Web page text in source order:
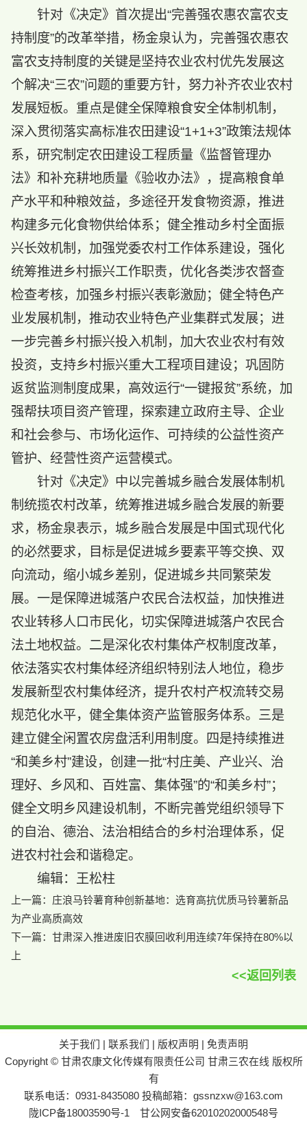
针对《决定》首次提出“完善强农惠农富农支
持制度”的改革举措，杨金泉认为，完善强农惠农
富农支持制度的关键是坚持农业农村优先发展这
个解决“三农”问题的重要方针，努力补齐农业农村
发展短板。重点是健全保障粮食安全体制机制，
深入贯彻落实高标准农田建设“1+1+3”政策法规体
系，研究制定农田建设工程质量《监督管理办
法》和补充耕地质量《验收办法》，提高粮食单
产水平和种粮效益，多途径开发食物资源，推进
构建多元化食物供给体系；健全推动乡村全面振
兴长效机制，加强党委农村工作体系建设，强化
统筹推进乡村振兴工作职责，优化各类涉农督查
检查考核，加强乡村振兴表彰激励；健全特色产
业发展机制，推动农业特色产业集群式发展；进
一步完善乡村振兴投入机制，加大农业农村有效
投资，支持乡村振兴重大工程项目建设；巩固防
返贫监测制度成果，高效运行“一键报贫”系统，加
强帮扶项目资产管理，探索建立政府主导、企业
和社会参与、市场化运作、可持续的公益性资产
管护、经营性资产运营模式。
针对《决定》中以完善城乡融合发展体制机
制统揽农村改革，统筹推进城乡融合发展的新要
求，杨金泉表示，城乡融合发展是中国式现代化
的必然要求，目标是促进城乡要素平等交换、双
向流动，缩小城乡差别，促进城乡共同繁荣发
展。一是保障进城落户农民合法权益，加快推进
农业转移人口市民化，切实保障进城落户农民合
法土地权益。二是深化农村集体产权制度改革，
依法落实农村集体经济组织特别法人地位，稳步
发展新型农村集体经济，提升农村产权流转交易
规范化水平，健全集体资产监管服务体系。三是
建立健全闲置农房盘活利用制度。四是持续推进
“和美乡村”建设，创建一批“村庄美、产业兴、治
理好、乡风和、百姓富、集体强”的“和美乡村”；
健全文明乡风建设机制，不断完善党组织领导下
的自治、德治、法治相结合的乡村治理体系，促
进农村社会和谐稳定。
编辑：王松柱
上一篇： 庄浪马铃薯育种创新基地：选育高抗优质马铃薯新品
为产业高质高效
下一篇： 甘肃深入推进废旧农膜回收利用连续7年保持在80%以
上
<<返回列表
关于我们 | 联系我们 | 版权声明 | 免责声明
Copyright © 甘肃农康文化传媒有限责任公司 甘肃三农在线 版权所
有
联系电话：0931-8435080 投稿邮箱：gssnzxw@163.com
陇ICP备18003590号-1
甘公网安备62010202000548号